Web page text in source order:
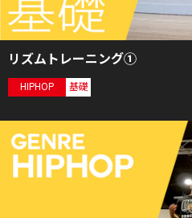
リズムトレーニング①
HIPHOP 基礎